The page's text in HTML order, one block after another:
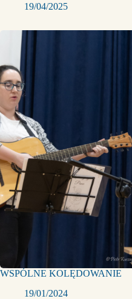
19/04/2025
WSPÓLNE KOLĘDOWANIE
19/01/2024